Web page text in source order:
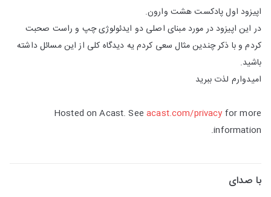
اپیزود اول پادکست هشت وارون.
در این اپیزود در مورد مبنای اصلی دو ایدئولوژی چپ و راست صحبت
کردم و با ذکر چندین مثال سعی کردم یه دیدگاه کلی از این مسائل داشته
باشید.
امیدوارم لذت ببرید
Hosted on Acast. Seeacast.com/privacy for more
information.
با صدای